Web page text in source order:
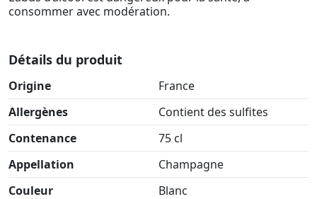
consommer avec modération.
Détails du produit
Origine
France
Allergènes
Contient des sulfites
Contenance
75 cl
Appellation
Champagne
Couleur
Blanc